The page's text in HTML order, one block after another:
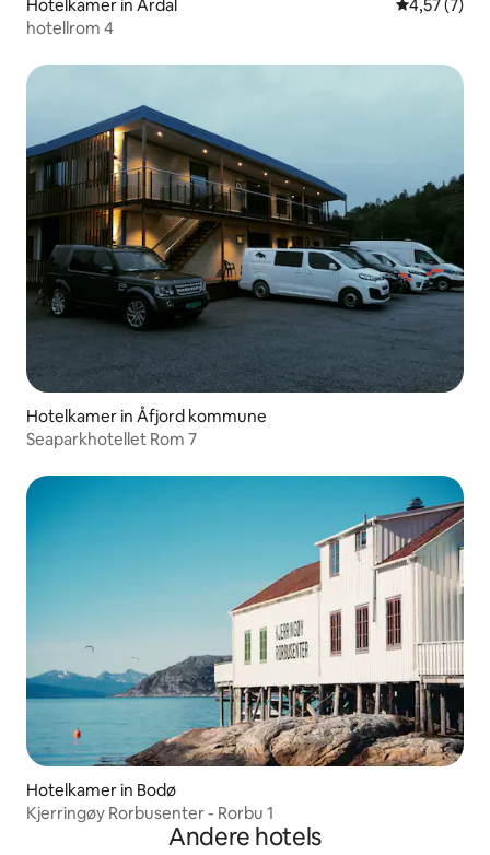
Hotelkamer in Årdal
4,57 (7)
hotellrom 4
Hotelkamer in Åfjord kommune
Seaparkhotellet Rom 7
Hotelkamer in Bodø
Kjerringøy Rorbusenter - Rorbu 1
Andere hotels